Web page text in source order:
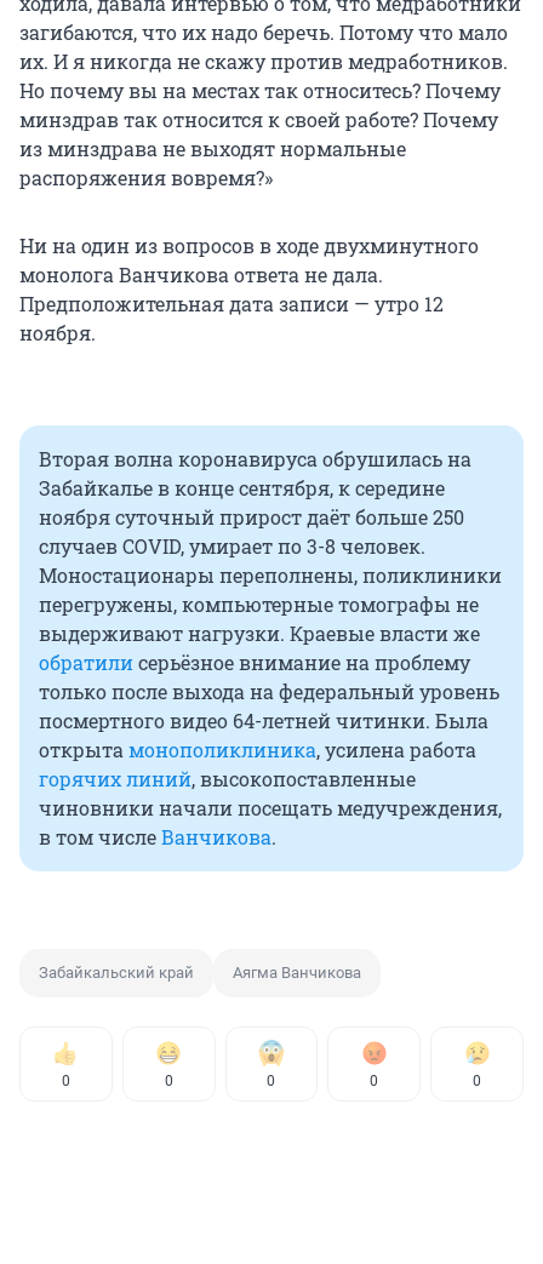
загибаются, что их надо беречь. Потому что мало
их. И я никогда не скажу против медработников.
Но почему вы на местах так относитесь? Почему
минздрав так относится к своей работе? Почему
из минздрава не выходят нормальные
распоряжения вовремя?»
Ни на один из вопросов в ходе двухминутного
монолога Ванчикова ответа не дала.
Предположительная дата записи — утро 12
ноября.
Вторая волна коронавируса обрушилась на
Забайкалье в конце сентября, к середине
ноября суточный прирост даёт больше 250
случаев COVID, умирает по 3-8 человек.
Моностационары переполнены, поликлиники
перегружены, компьютерные томографы не
выдерживают нагрузки. Краевые власти же
обратилисерьёзное внимание на проблему
только после выхода на федеральный уровень
посмертного видео 64-летней читинки. Была
открыта монополиклиника, усилена работа
горячих линий, высокопоставленные
чиновники начали посещать медучреждения,
в том числеВанчикова.
Забайкальский край Аягма Ванчикова
0 0 0 0 0